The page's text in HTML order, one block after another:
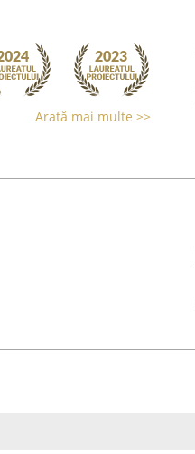
Arată mai multe >>